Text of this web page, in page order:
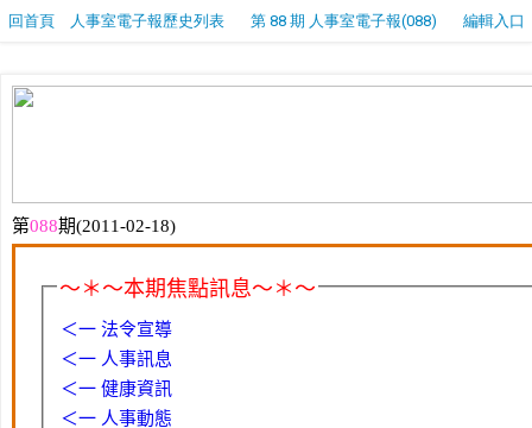
回首頁 人事室電子報歷史列表 第 88 期 人事室電子報(088) 編輯入口